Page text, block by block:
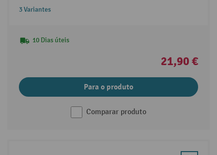
quadrado
3 Variantes
10 Dias úteis
21,90 €
Para o produto
Comparar produto